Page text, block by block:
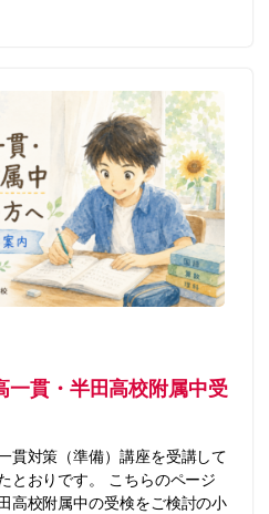
一貫・半田高校附属中受
貫対策（準備）講座を受講して
とおりです。 こちらのページ
高校附属中の受検をご検討の小